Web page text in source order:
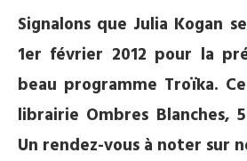
Signalons que Julia Kogan
1er février 2012 pour la
beau programme Troïka.
librairie Ombres Blanches,
Un rendez-vous à noter sur